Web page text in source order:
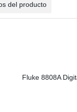
del producto